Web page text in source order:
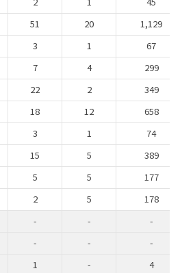
51 20
1,129
3 1
67
7 4
299
22 2
349
18 12
658
3 1
74
15 5
389
5 5
177
2 5
178
- -
-
- -
-
1 -
4